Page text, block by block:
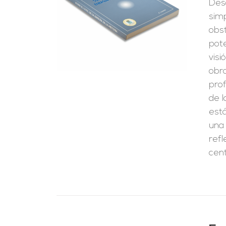
de